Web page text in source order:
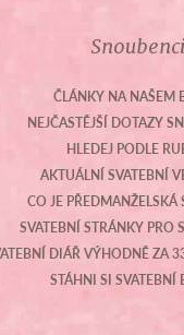
Snoubenci
ČLÁNKY NA NAŠEM
NEJČASTĚJŠÍ DOTAZY
HLEDEJ PODLE
AKTUÁLNÍ SVATEBNÍ
CO JE PŘEDMANŽELSKÁ
SVATEBNÍ STRÁNKY PRO
DIÁŘ VÝHODNĚ ZA
STÁHNI SI SVATEBNÍ